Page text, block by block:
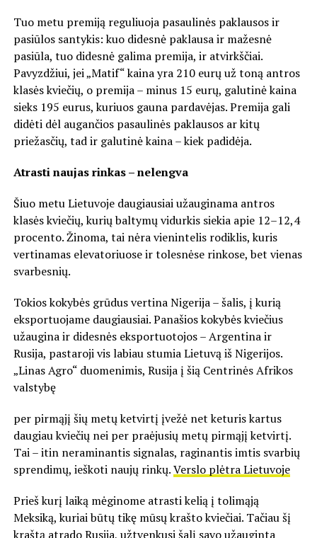
Tuo metu premiją reguliuoja pasaulinės paklausos ir
pasiūlos santykis: kuo didesnė paklausa ir mažesnė
pasiūla, tuo didesnė galima premija, ir atvirkščiai.
Pavyzdžiui, jei „Matif“ kaina yra 210 eurų už toną antros
klasės kviečių, o premija – minus 15 eurų, galutinė kaina
sieks 195 eurus, kuriuos gauna pardavėjas. Premija gali
didėti dėl augančios pasaulinės paklausos ar kitų
priežasčių, tad ir galutinė kaina – kiek padidėja.
Atrasti naujas rinkas – nelengva
Šiuo metu Lietuvoje daugiausiai užauginama antros
klasės kviečių, kurių baltymų vidurkis siekia apie 12–12,4
procento. Žinoma, tai nėra vienintelis rodiklis, kuris
vertinamas elevatoriuose ir tolesnėse rinkose, bet vienas
svarbesnių.
Tokios kokybės grūdus vertina Nigerija – šalis, į kurią
eksportuojame daugiausiai. Panašios kokybės kviečius
užaugina ir didesnės eksportuotojos – Argentina ir
Rusija, pastaroji vis labiau stumia Lietuvą iš Nigerijos.
„Linas Agro“ duomenimis, Rusija į šią Centrinės Afrikos
valstybę
per pirmąjį šių metų ketvirtį įvežė net keturis kartus
daugiau kviečių nei per praėjusių metų pirmąjį ketvirtį.
Tai – itin neraminantis signalas, raginantis imtis svarbių
sprendimų, ieškoti naujų rinkų.Verslo plėtra Lietuvoje
Prieš kurį laiką mėginome atrasti kelią į tolimąją
Meksiką, kuriai būtų tikę mūsų krašto kviečiai. Tačiau šį
kraštą atrado Rusija, užtvenkusi šalį savo užauginta